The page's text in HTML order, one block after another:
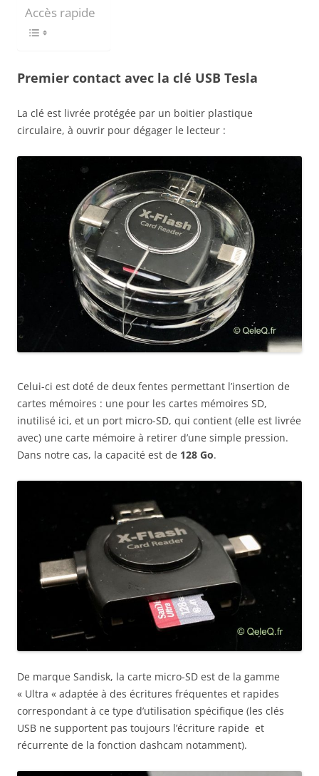
Accès rapide
Premier contact avec la clé USB Tesla
La clé est livrée protégée par un boitier plastique
circulaire, à ouvrir pour dégager le lecteur :
Celui-ci est doté de deux fentes permettant l’insertion de
cartes mémoires : une pour les cartes mémoires SD,
inutilisé ici, et un port micro-SD, qui contient (elle est livrée
avec) une carte mémoire à retirer d’une simple pression.
Dans notre cas, la capacité est de 128 Go.
De marque Sandisk, la carte micro-SD est de la gamme
« Ultra « adaptée à des écritures fréquentes et rapides
correspondant à ce type d’utilisation spécifique (les clés
USB ne supportent pas toujours l’écriture rapide et
récurrente de la fonction dashcam notamment).